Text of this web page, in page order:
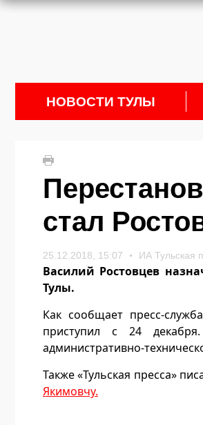
НОВОСТИ ТУЛЫ
стал
25.12.2018, 15:07 ИА Тульская
Василий Ростовцев
Тулы.
Как сообщает пресс-
приступил с 24
административно-
Также «Тульская пресса»
Якимовчу.